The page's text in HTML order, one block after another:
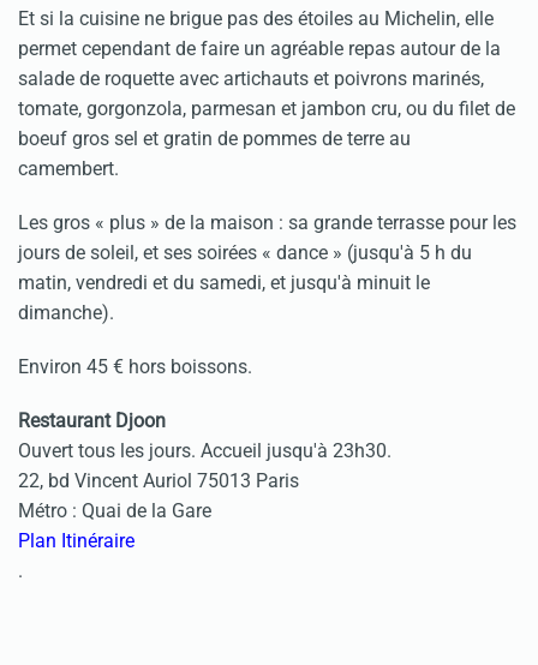
Et si la cuisine ne brigue pas des étoiles au Michelin, elle
permet cependant de faire un agréable repas autour de la
salade de roquette avec artichauts et poivrons marinés,
tomate, gorgonzola, parmesan et jambon cru, ou du filet de
boeuf gros sel et gratin de pommes de terre au
camembert.
Les gros « plus » de la maison : sa grande terrasse pour les
jours de soleil, et ses soirées « dance » (jusqu'à 5 h du
matin, vendredi et du samedi, et jusqu'à minuit le
dimanche).
Environ 45 € hors boissons.
Restaurant Djoon
Ouvert tous les jours. Accueil jusqu'à 23h30.
22, bd Vincent Auriol 75013 Paris
Métro : Quai de la Gare
Plan Itinéraire
.